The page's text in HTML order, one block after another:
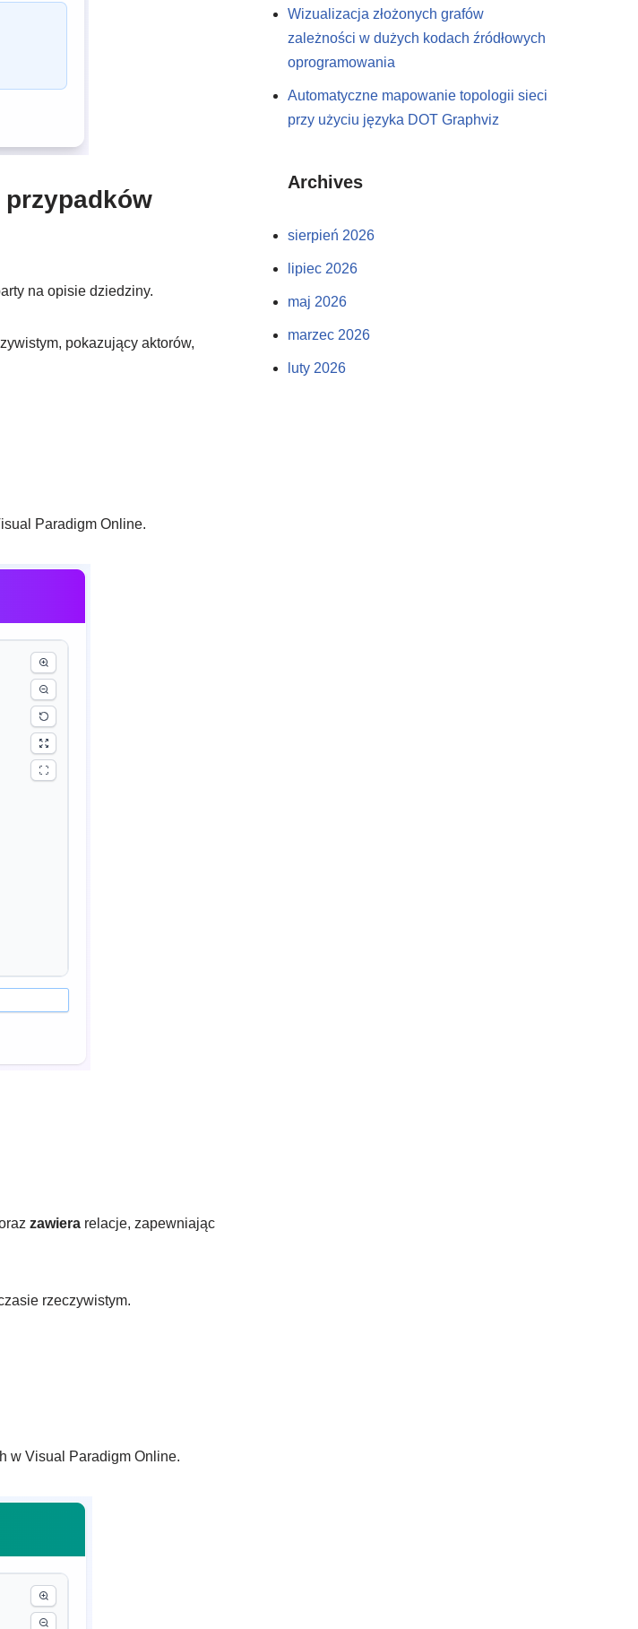
na opisie dziedziny.
pokazujący aktorów,
Paradigm Online.
zawiera relacje, zapewniając
rzeczywistym.
w Visual Paradigm Online.
Wizualizacja złożonych grafów
zależności w dużych kodach źródłowych
oprogramowania
Automatyczne mapowanie topologii sieci
przy użyciu języka DOT Graphviz
Archives
sierpień 2026
lipiec 2026
maj 2026
marzec 2026
luty 2026